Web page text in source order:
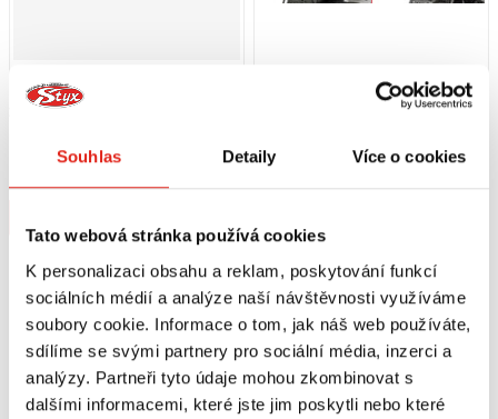
Souhlas Detaily Více o cookies
Tato webová stránka používá cookies
K personalizaci obsahu a reklam, poskytování funkcí
sociálních médií a analýze naší návštěvnosti využíváme
soubory cookie. Informace o tom, jak náš web používáte,
sdílíme se svými partnery pro sociální média, inzerci a
analýzy. Partneři tyto údaje mohou zkombinovat s
dalšími informacemi, které jste jim poskytli nebo které
2 539 Kč s DPH
(24-25) 6128D
Na objednávku
S400 (18-20) SR6112
Na objednávku